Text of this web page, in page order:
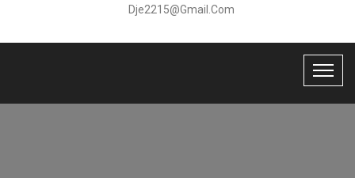
Dje2215@gmail.com